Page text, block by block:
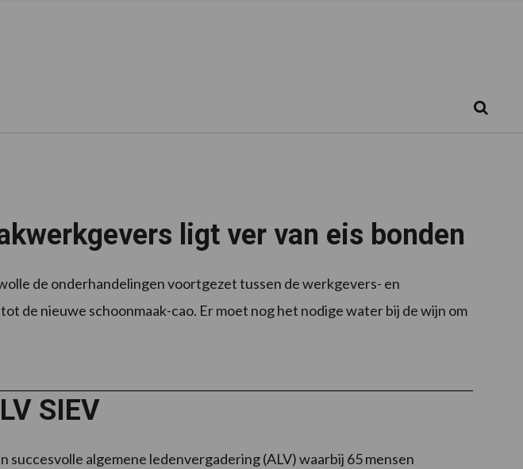
ligt ver van eis bonden
de onderhandelingen voortgezet tussen de werkgevers- en
de nieuwe schoonmaak-cao. Er moet nog het nodige water bij de wijn om
SIEV
succesvolle algemene ledenvergadering (ALV) waarbij 65 mensen